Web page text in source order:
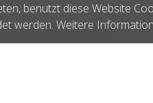
benutzt diese Website
werden. Weitere